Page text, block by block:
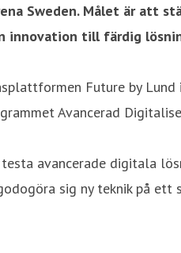
Sweden. Målet är att
innovation till färdig
Future by
Avancerad
avancerade digitala
sig ny teknik på